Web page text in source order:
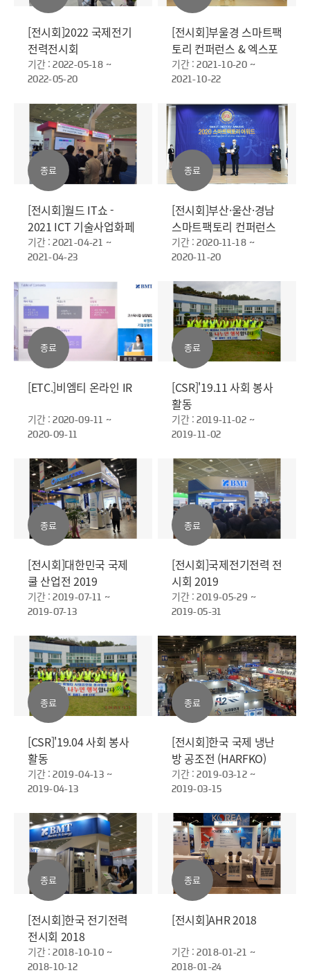
[전시회]2022 국제전기
전력전시회
기간 :2022-05-18 ~
2022-05-20
[전시회]부울경 스마트팩
토리 컨퍼런스 & 엑스포
2021
기간 :2021-10-20 ~
2021-10-22
종료
[전시회]월드 IT쇼 -
2021 ICT 기술사업화페
스티벌
기간 :2021-04-21 ~
2021-04-23
종료
[전시회]부산·울산·경남
스마트팩토리 컨퍼런스
&엑스포 2020
기간 :2020-11-18 ~
2020-11-20
종료
[ETC.]비엠티 온라인 IR
기간 :2020-09-11 ~
2020-09-11
종료
[CSR]'19.11 사회 봉사
활동
기간 :2019-11-02 ~
2019-11-02
종료
[전시회]대한민국 국제
쿨 산업전 2019
기간 :2019-07-11 ~
2019-07-13
종료
[전시회]국제전기전력 전
시회 2019
기간 :2019-05-29 ~
2019-05-31
종료
[CSR]'19.04 사회 봉사
활동
기간 :2019-04-13 ~
2019-04-13
종료
[전시회]한국 국제 냉난
방 공조전 (HARFKO)
2019
기간 :2019-03-12 ~
2019-03-15
종료
[전시회]한국 전기전력
전시회 2018
기간 :2018-10-10 ~
2018-10-12
종료
[전시회]AHR 2018
기간 :2018-01-21 ~
2018-01-24